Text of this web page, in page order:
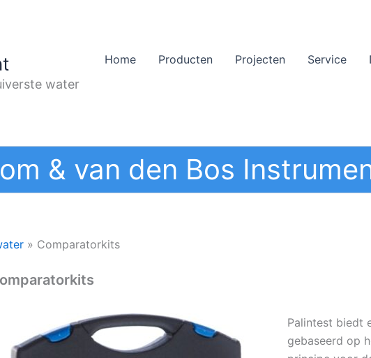
water
Home Producten Projecten Service
& van den Bos
» Comparatorkits
Palintest biedt
gebaseerd op